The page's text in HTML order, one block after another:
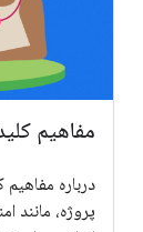
مفاهیم
درباره مفاهیم
پروژه، مانند